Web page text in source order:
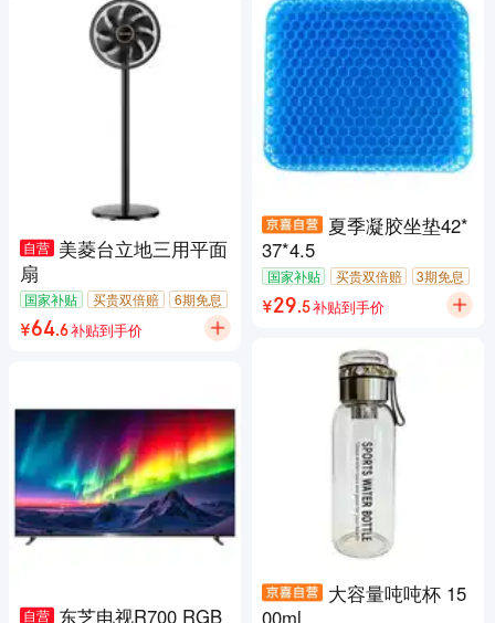
自营 美菱台立地三用平面
扇
国家补贴 买贵双倍赔
6期免息
包邮
7天无理由退货
¥64. 6 补贴到手价
自营 东芝电视R700 RGB
夏季凝胶坐垫42*
37*4.5
国家补贴 买贵双倍赔
3期免息
包邮
7天无理由退货 闪电退款
¥29 5 补贴到手价
大容量吨吨杯 15
00ml